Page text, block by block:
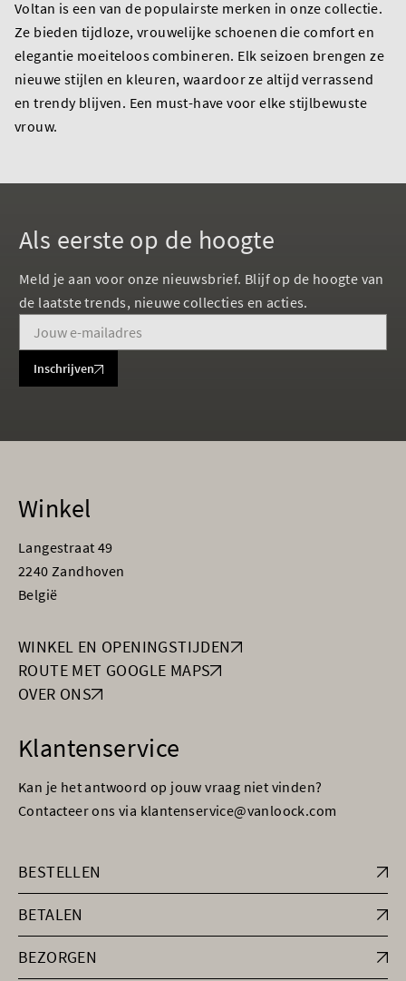
Voltan is een van de populairste merken in onze collectie.
Ze bieden tijdloze, vrouwelijke schoenen die comfort en
elegantie moeiteloos combineren. Elk seizoen brengen ze
nieuwe stijlen en kleuren, waardoor ze altijd verrassend
en trendy blijven. Een must-have voor elke stijlbewuste
vrouw.
Als eerste op de hoogte
Meld je aan voor onze nieuwsbrief. Blijf op de hoogte van
de laatste trends, nieuwe collecties en acties.
Inschrijven
Winkel
Langestraat 49
2240 Zandhoven
België
WINKEL EN OPENINGSTIJDEN
ROUTE MET GOOGLE MAPS
OVER ONS
Klantenservice
Kan je het antwoord op jouw vraag niet vinden?
Contacteer ons via klantenservice@vanloock.com
BESTELLEN
BETALEN
BEZORGEN